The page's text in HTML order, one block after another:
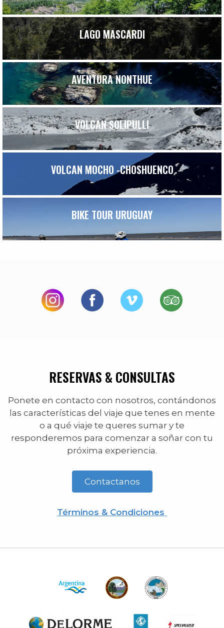
LAGO MASCARDI
AVENTURA NONTHUE
VOLCAN SOLIPULLI
VOLCAN MOCHO -CHOSHUENCO
BIKE TOUR URUGUAY
RESERVAS & CONSULTAS
Ponete en contacto con nosotros, contándonos
las características del viaje que tenes en mente
o a qué viaje te queres sumar y te
responderemos para comenzar a soñar con tu
próxima experiencia.
Contactanos
Términos & Condiciones